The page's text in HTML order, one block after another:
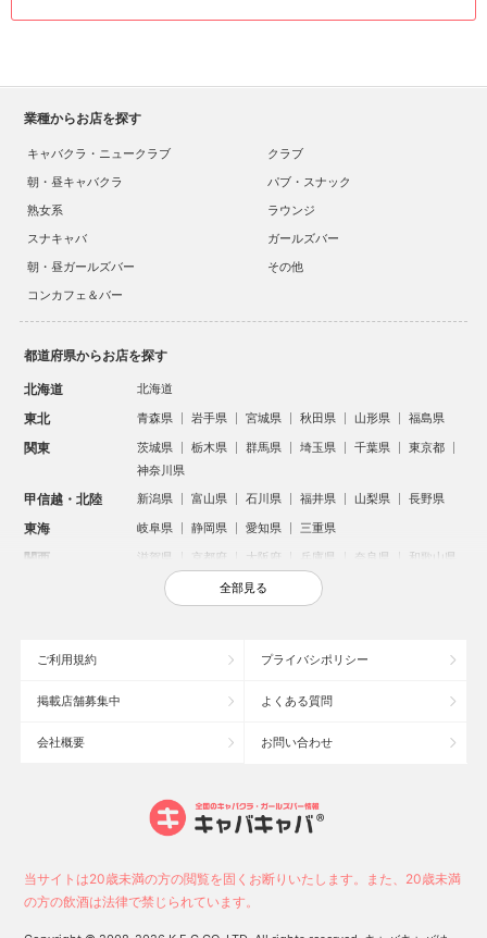
業種からお店を探す
キャバクラ・ニュークラブ
クラブ
朝・昼キャバクラ
パブ・スナック
熟女系
ラウンジ
スナキャバ
ガールズバー
朝・昼ガールズバー
その他
コンカフェ＆バー
都道府県からお店を探す
北海道 北海道
東北 青森県 岩手県 宮城県 秋田県 山形県 福島県
関東 茨城県 栃木県 群馬県 埼玉県 千葉県
東京都
神奈川県
甲信越・北陸 新潟県 富山県 石川県 福井県 山梨県 長野県
東海 岐阜県 静岡県 愛知県 三重県
関西 滋賀県 京都府 大阪府 兵庫県 奈良県 和歌山県
鳥取県 島根県 岡山県 広島県
沖縄県
大宮のキャバクラ
新潟市のキャバクラ
池袋駅（西口）のキャバクラ
長野市のキャバクラ
福岡市のキャバクラ
全部見る
ご利用規約 プライバシポリシー
掲載店舗募集中 よくある質問
会社概要 お問い合わせ
当サイトは20歳未満の方の閲覧を固くお断りいたします。また、20歳未満
の方の飲酒は法律で禁じられています。